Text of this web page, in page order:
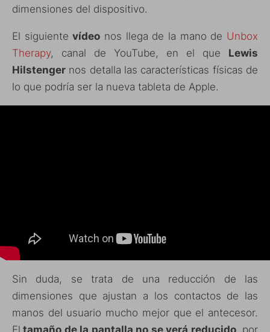
dimensiones del dispositivo.
El siguientevídeo nos llega de la mano de Unbox
Therapy, canal de YouTube, en el que Lewis
Hilstenger nos detalla las características físicas de
lo que podría ser la nueva tableta de Apple.
Sin duda, se trata de una reducción de las
dimensiones que ajustan a los contactos de las
manos del usuario mucho mejor que el antecesor.